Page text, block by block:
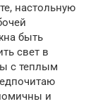
настольную
быть
свет в
с теплым
и